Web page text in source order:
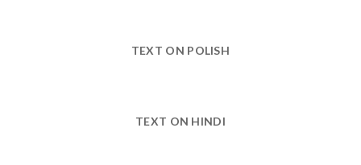
TEXT ON POLISH
TEXT ON HINDI